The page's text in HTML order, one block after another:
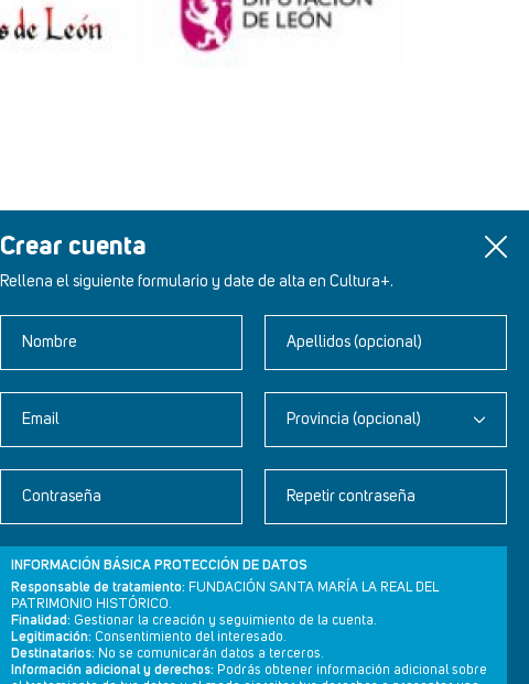
Crear cuenta
Rellena el siguiente formulario y date de alta en Cultura+.
Nombre Apellidos (opcional)
Email Provincia (opcional)
Contraseña Repetir contraseña
INFORMACIÓN BÁSICA PROTECCIÓN DE DATOS
Responsable de tratamiento: FUNDACIÓN SANTA MARÍA LA REAL DEL
PATRIMONIO HISTÓRICO.
Finalidad: Gestionar la creación y seguimiento de la cuenta.
Legitimación: Consentimiento del interesado.
Destinatarios: No se comunicarán datos a terceros.
Información adicional y derechos: Podrás obtener información adicional sobre
Newsletter
Aviso legal
Política de privacidad
Política de cookies